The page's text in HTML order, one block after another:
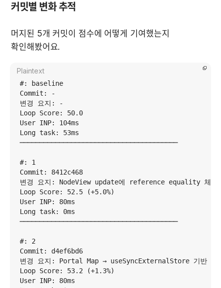
커밋별 변화 추적
머지된 5개 커밋이 점수에 어떻게 기여했는지
확인해봤어요.
Plaintext
#: baseline
Commit: -
변경 요지: -
Loop Score: 50.0
User INP: 104ms
Long task: 53ms
────────────────────────────────────────
#: 1
Commit: 8412c468
변경 요지: NodeView update에 reference equality 체크
Loop Score: 52.5 (+5.0%)
User INP: 80ms
Long task: 0ms
────────────────────────────────────────
#: 2
Commit: d4ef6bd6
변경 요지: Portal Map → useSyncExternalStore 기반
Loop Score: 53.2 (+1.3%)
User INP: 80ms